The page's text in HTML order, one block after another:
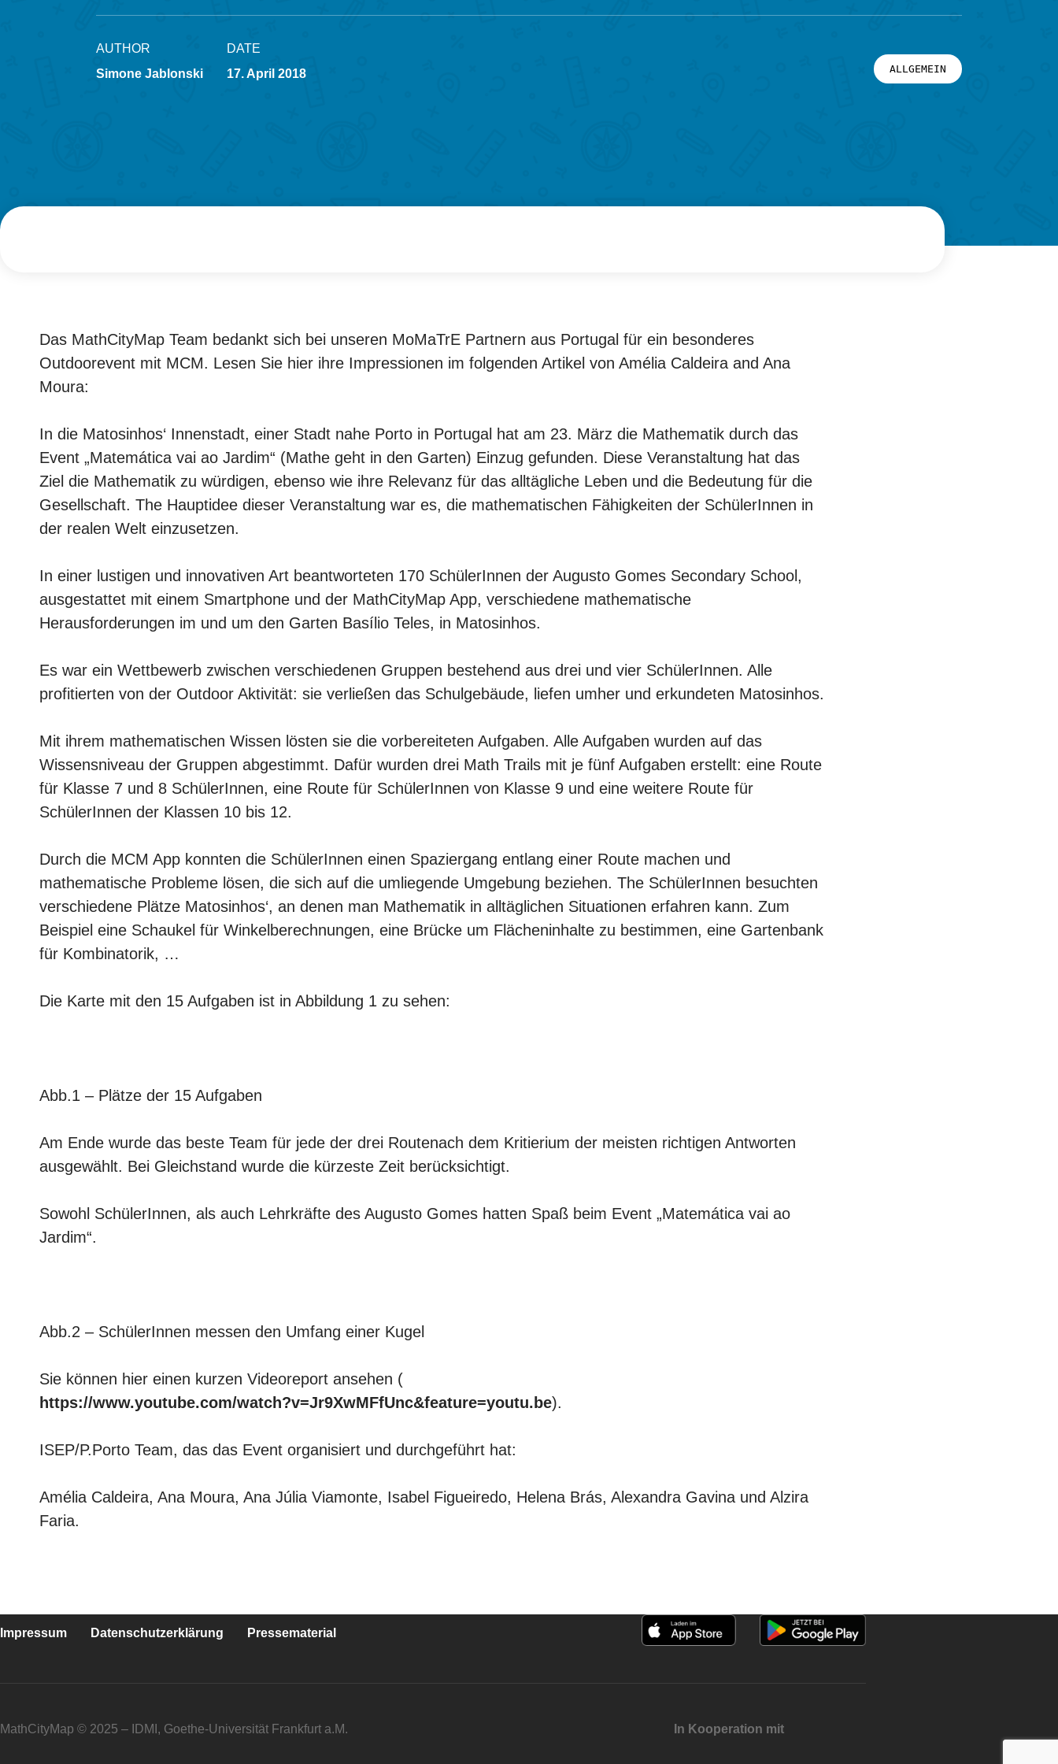
AUTHOR
Simone Jablonski
DATE
17. April 2018
ALLGEMEIN
Das MathCityMap Team bedankt sich bei unseren MoMaTrE Partnern aus Portugal für ein besonderes
Outdoorevent mit MCM. Lesen Sie hier ihre Impressionen im folgenden Artikel von Amélia Caldeira and Ana
Moura:
In die Matosinhos‘ Innenstadt, einer Stadt nahe Porto in Portugal hat am 23. März die Mathematik durch das
Event „Matemática vai ao Jardim“ (Mathe geht in den Garten) Einzug gefunden. Diese Veranstaltung hat das
Ziel die Mathematik zu würdigen, ebenso wie ihre Relevanz für das alltägliche Leben und die Bedeutung für die
Gesellschaft. The Hauptidee dieser Veranstaltung war es, die mathematischen Fähigkeiten der SchülerInnen in
der realen Welt einzusetzen.
In einer lustigen und innovativen Art beantworteten 170 SchülerInnen der Augusto Gomes Secondary School,
ausgestattet mit einem Smartphone und der MathCityMap App, verschiedene mathematische
Herausforderungen im und um den Garten Basílio Teles, in Matosinhos.
Es war ein Wettbewerb zwischen verschiedenen Gruppen bestehend aus drei und vier SchülerInnen. Alle
profitierten von der Outdoor Aktivität: sie verließen das Schulgebäude, liefen umher und erkundeten Matosinhos.
Mit ihrem mathematischen Wissen lösten sie die vorbereiteten Aufgaben. Alle Aufgaben wurden auf das
Wissensniveau der Gruppen abgestimmt. Dafür wurden drei Math Trails mit je fünf Aufgaben erstellt: eine Route
für Klasse 7 und 8 SchülerInnen, eine Route für SchülerInnen von Klasse 9 und eine weitere Route für
SchülerInnen der Klassen 10 bis 12.
Durch die MCM App konnten die SchülerInnen einen Spaziergang entlang einer Route machen und
mathematische Probleme lösen, die sich auf die umliegende Umgebung beziehen. The SchülerInnen besuchten
verschiedene Plätze Matosinhos‘, an denen man Mathematik in alltäglichen Situationen erfahren kann. Zum
Beispiel eine Schaukel für Winkelberechnungen, eine Brücke um Flächeninhalte zu bestimmen, eine Gartenbank
für Kombinatorik, …
Die Karte mit den 15 Aufgaben ist in Abbildung 1 zu sehen:
Abb.1 – Plätze der 15 Aufgaben
Am Ende wurde das beste Team für jede der drei Routenach dem Kritierium der meisten richtigen Antworten
ausgewählt. Bei Gleichstand wurde die kürzeste Zeit berücksichtigt.
Sowohl SchülerInnen, als auch Lehrkräfte des Augusto Gomes hatten Spaß beim Event „Matemática vai ao
Jardim“.
Abb.2 – SchülerInnen messen den Umfang einer Kugel
Sie können hier einen kurzen Videoreport ansehen (
https://www.youtube.com/watch?v=Jr9XwMFfUnc&feature=youtu.be).
ISEP/P.Porto Team, das das Event organisiert und durchgeführt hat:
Amélia Caldeira, Ana Moura, Ana Júlia Viamonte, Isabel Figueiredo, Helena Brás, Alexandra Gavina und Alzira
Faria.
Impressum Datenschutzerklärung Pressematerial
MathCityMap © 2025 – IDMI, Goethe-Universität Frankfurt a.M. In Kooperation mit